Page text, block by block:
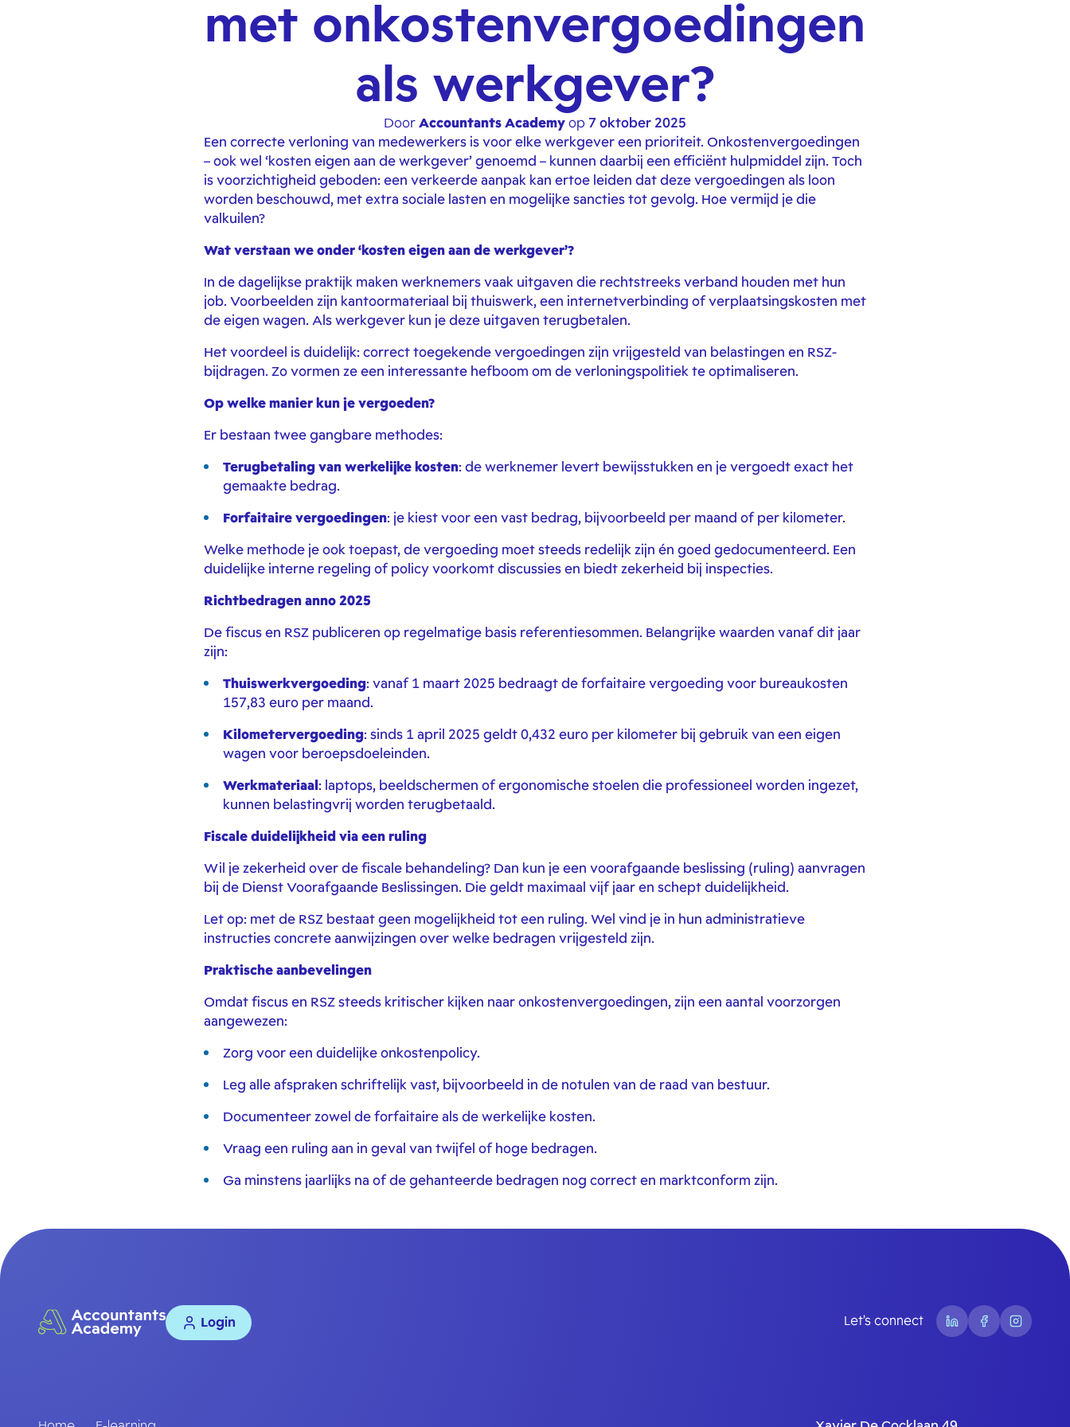
met onkostenvergoedingen
als werkgever?
DoorAccountants Academyop 7 oktober 2025
Een correcte verloning van medewerkers is voor elke werkgever een prioriteit. Onkostenvergoedingen
– ook wel ‘kosten eigen aan de werkgever’ genoemd – kunnen daarbij een efficiënt hulpmiddel zijn. Toch
is voorzichtigheid geboden: een verkeerde aanpak kan ertoe leiden dat deze vergoedingen als loon
worden beschouwd, met extra sociale lasten en mogelijke sancties tot gevolg. Hoe vermijd je die
valkuilen?
Wat verstaan we onder ‘kosten eigen aan de werkgever’?
In de dagelijkse praktijk maken werknemers vaak uitgaven die rechtstreeks verband houden met hun
job. Voorbeelden zijn kantoormateriaal bij thuiswerk, een internetverbinding of verplaatsingskosten met
de eigen wagen. Als werkgever kun je deze uitgaven terugbetalen.
Het voordeel is duidelijk: correct toegekende vergoedingen zijn vrijgesteld van belastingen en RSZ-
bijdragen. Zo vormen ze een interessante hefboom om de verloningspolitiek te optimaliseren.
Op welke manier kun je vergoeden?
Er bestaan twee gangbare methodes:
Terugbetaling van werkelijke kosten: de werknemer levert bewijsstukken en je vergoedt exact het
gemaakte bedrag.
Forfaitaire vergoedingen: je kiest voor een vast bedrag, bijvoorbeeld per maand of per kilometer.
Welke methode je ook toepast, de vergoeding moet steeds redelijk zijn én goed gedocumenteerd. Een
duidelijke interne regeling of policy voorkomt discussies en biedt zekerheid bij inspecties.
Richtbedragen anno 2025
De fiscus en RSZ publiceren op regelmatige basis referentiesommen. Belangrijke waarden vanaf dit jaar
zijn:
Thuiswerkvergoeding: vanaf 1 maart 2025 bedraagt de forfaitaire vergoeding voor bureaukosten
157,83 euro per maand.
Kilometervergoeding: sinds 1 april 2025 geldt 0,432 euro per kilometer bij gebruik van een eigen
wagen voor beroepsdoeleinden.
Werkmateriaal : laptops, beeldschermen of ergonomische stoelen die professioneel worden ingezet,
kunnen belastingvrij worden terugbetaald.
Fiscale duidelijkheid via een ruling
Wil je zekerheid over de fiscale behandeling? Dan kun je een voorafgaande beslissing (ruling) aanvragen
bij de Dienst Voorafgaande Beslissingen. Die geldt maximaal vijf jaar en schept duidelijkheid.
Let op: met de RSZ bestaat geen mogelijkheid tot een ruling. Wel vind je in hun administratieve
instructies concrete aanwijzingen over welke bedragen vrijgesteld zijn.
Praktische aanbevelingen
Omdat fiscus en RSZ steeds kritischer kijken naar onkostenvergoedingen, zijn een aantal voorzorgen
aangewezen:
Zorg voor een duidelijke onkostenpolicy.
Leg alle afspraken schriftelijk vast, bijvoorbeeld in de notulen van de raad van bestuur.
Documenteer zowel de forfaitaire als de werkelijke kosten.
Vraag een ruling aan in geval van twijfel of hoge bedragen.
Ga minstens jaarlijks na of de gehanteerde bedragen nog correct en marktconform zijn.
Login Let’s connect